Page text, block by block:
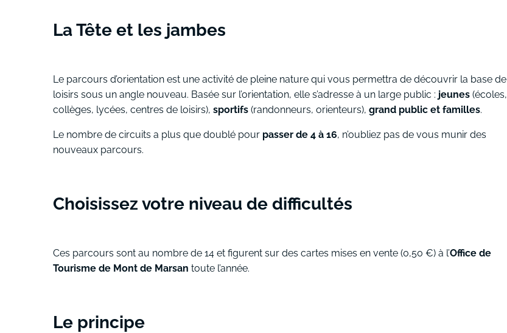
La Tête et les jambes
Le parcours d’orientation est une activité de pleine nature qui vous permettra de découvrir la base de
loisirs sous un angle nouveau. Basée sur l’orientation, elle s’adresse à un large public : jeunes (écoles,
collèges, lycées, centres de loisirs), sportifs (randonneurs, orienteurs), grand public et familles.
Le nombre de circuits a plus que doublé pour passer de 4 à 16, n’oubliez pas de vous munir des
nouveaux parcours.
Choisissez votre niveau de difficultés
Ces parcours sont au nombre de 14 et figurent sur des cartes mises en vente (0,50 €) à l’Office de
Tourisme de Mont de Marsan toute l’année.
Le principe